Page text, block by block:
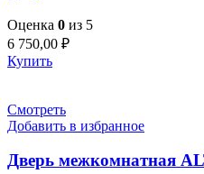
Оценка 0 из 5
6 750,00 ₽
Купить
Смотреть
Добавить в избранное
Дверь межкомнатная